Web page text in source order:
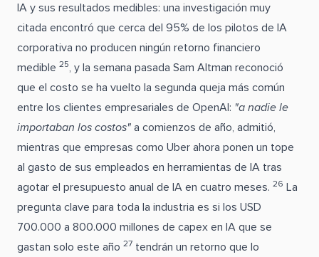
IA y sus resultados medibles: una investigación muy
citada encontró que cerca del 95% de los pilotos de IA
corporativa no producen ningún retorno financiero
medible 25
, y la semana pasada Sam Altman reconoció
que el costo se ha vuelto la segunda queja más común
entre los clientes empresariales de OpenAI: "a nadie le
importaban los costos" a comienzos de año, admitió,
mientras que empresas como Uber ahora ponen un tope
al gasto de sus empleados en herramientas de IA tras
agotar el presupuesto anual de IA en cuatro meses. 26 La
pregunta clave para toda la industria es si los USD
700.000 a 800.000 millones de capex en IA que se
gastan solo este año 27 tendrán un retorno que lo